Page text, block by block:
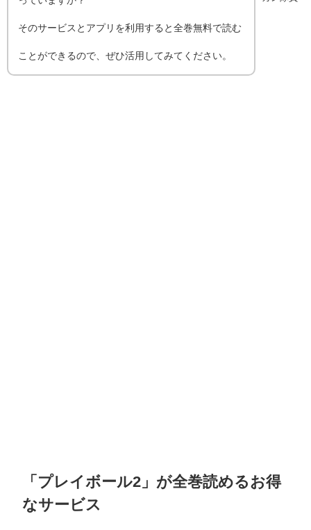
そのサービスとアプリを利用すると全巻無料で読む
ことができるので、ぜひ活用してみてください。
「プレイボール2」が全巻読めるお得
なサービス